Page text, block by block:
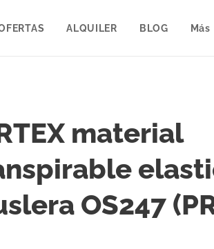
ALQUILER BLOG Más
material
OS247